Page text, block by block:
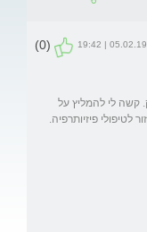
05.02.19 | 19:42
(0)
קשה לי להמליץ על